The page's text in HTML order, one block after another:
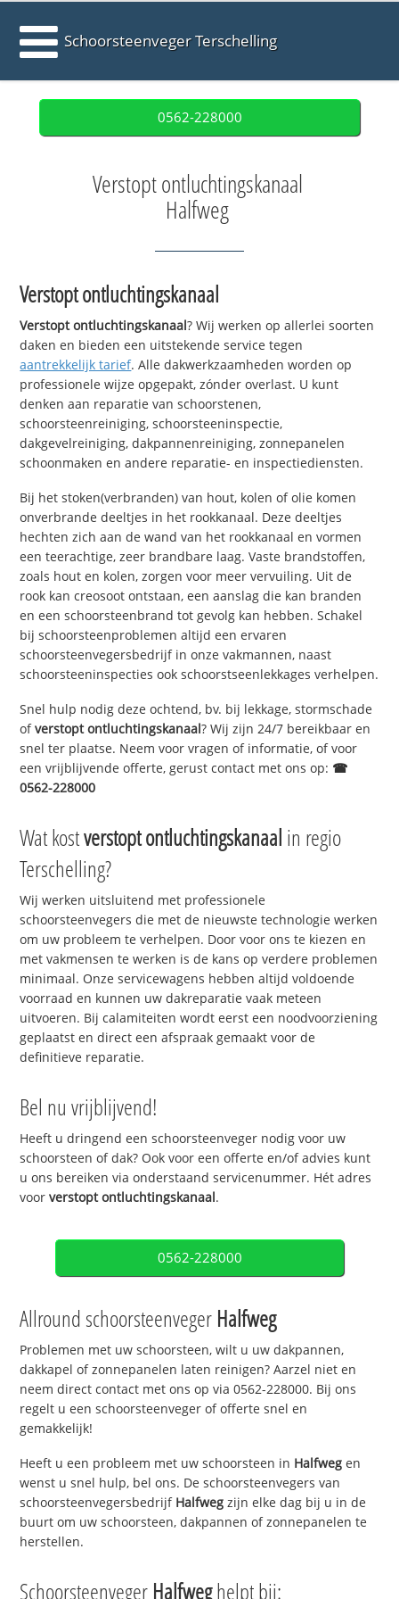
Schoorsteenveger Terschelling
0562-228000
Verstopt ontluchtingskanaal
Halfweg
Verstopt ontluchtingskanaal
Verstopt ontluchtingskanaal? Wij werken op allerlei soorten
daken en bieden een uitstekende service tegen
aantrekkelijk tarief. Alle dakwerkzaamheden worden op
professionele wijze opgepakt, zónder overlast. U kunt
denken aan reparatie van schoorstenen,
schoorsteenreiniging, schoorsteeninspectie,
dakgevelreiniging, dakpannenreiniging, zonnepanelen
schoonmaken en andere reparatie- en inspectiediensten.
Bij het stoken(verbranden) van hout, kolen of olie komen
onverbrande deeltjes in het rookkanaal. Deze deeltjes
hechten zich aan de wand van het rookkanaal en vormen
een teerachtige, zeer brandbare laag. Vaste brandstoffen,
zoals hout en kolen, zorgen voor meer vervuiling. Uit de
rook kan creosoot ontstaan, een aanslag die kan branden
en een schoorsteenbrand tot gevolg kan hebben. Schakel
bij schoorsteenproblemen altijd een ervaren
schoorsteenvegersbedrijf in onze vakmannen, naast
schoorsteeninspecties ook schoorstseenlekkages verhelpen.
Snel hulp nodig deze ochtend, bv. bij lekkage, stormschade
ofverstopt ontluchtingskanaal? Wij zijn 24/7 bereikbaar en
snel ter plaatse. Neem voor vragen of informatie, of voor
een vrijblijvende offerte, gerust contact met ons op: ☎
0562-228000
Wat kostverstopt ontluchtingskanaal in regio
Terschelling?
Wij werken uitsluitend met professionele
schoorsteenvegers die met de nieuwste technologie werken
om uw probleem te verhelpen. Door voor ons te kiezen en
met vakmensen te werken is de kans op verdere problemen
minimaal. Onze servicewagens hebben altijd voldoende
voorraad en kunnen uw dakreparatie vaak meteen
uitvoeren. Bij calamiteiten wordt eerst een noodvoorziening
geplaatst en direct een afspraak gemaakt voor de
definitieve reparatie.
Bel nu vrijblijvend!
Heeft u dringend een schoorsteenveger nodig voor uw
schoorsteen of dak? Ook voor een offerte en/of advies kunt
u ons bereiken via onderstaand servicenummer. Hét adres
voorverstopt ontluchtingskanaal.
0562-228000
Allround schoorsteenveger Halfweg
Problemen met uw schoorsteen, wilt u uw dakpannen,
dakkapel of zonnepanelen laten reinigen? Aarzel niet en
neem direct contact met ons op via 0562-228000. Bij ons
regelt u een schoorsteenveger of offerte snel en
gemakkelijk!
Heeft u een probleem met uw schoorsteen in Halfweg en
wenst u snel hulp, bel ons. De schoorsteenvegers van
schoorsteenvegersbedrijf Halfweg zijn elke dag bij u in de
buurt om uw schoorsteen, dakpannen of zonnepanelen te
herstellen.
Schoorsteenveger Halfweghelpt bij: